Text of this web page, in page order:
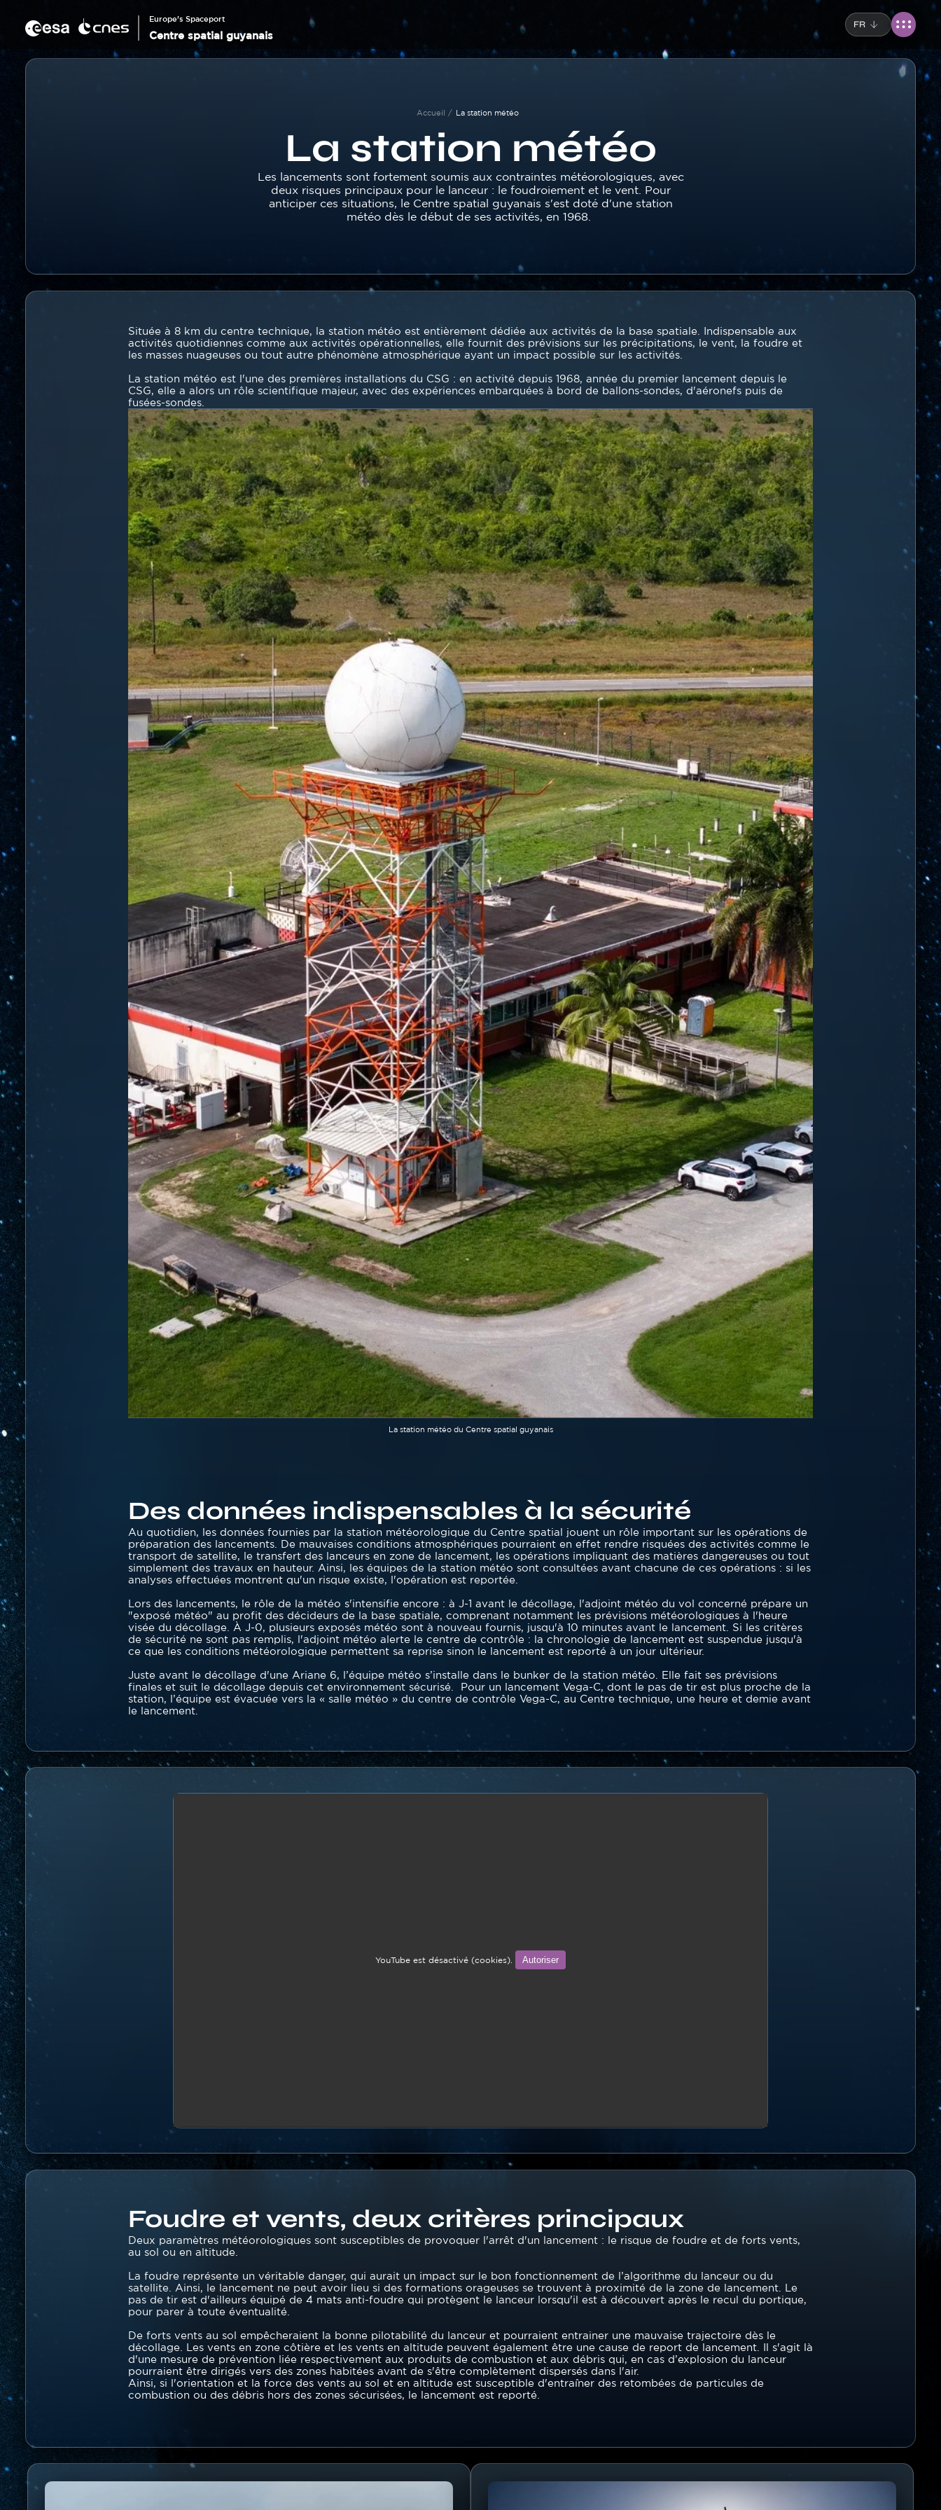
contenu
principal
Europe's Spaceport
Centre spatial guyanais
FR
Corps
Accueil La station météo
La station météo
Texte
Les lancements sont fortement soumis aux contraintes météorologiques, avec
deux risques principaux pour le lanceur : le foudroiement et le vent. Pour
anticiper ces situations, le Centre spatial guyanais s'est doté d'une station
météo dès le début de ses activités, en 1968.
Texte
Située à 8 km du centre technique, la station météo est entièrement dédiée aux activités de la base spatiale. Indispensable aux
activités quotidiennes comme aux activités opérationnelles, elle fournit des prévisions sur les précipitations, le vent, la foudre et
les masses nuageuses ou tout autre phénomène atmosphérique ayant un impact possible sur les activités.
La station météo est l'une des premières installations du CSG : en activité depuis 1968, année du premier lancement depuis le
CSG, elle a alors un rôle scientifique majeur, avec des expériences embarquées à bord de ballons-sondes, d'aéronefs puis de
fusées-sondes.
Légende
La station météo du Centre spatial guyanais
Des données indispensables à la sécurité
Texte
Au quotidien, les données fournies par la station météorologique du Centre spatial jouent un rôle important sur les opérations de
préparation des lancements. De mauvaises conditions atmosphériques pourraient en effet rendre risquées des activités comme le
transport de satellite, le transfert des lanceurs en zone de lancement, les opérations impliquant des matières dangereuses ou tout
simplement des travaux en hauteur. Ainsi, les équipes de la station météo sont consultées avant chacune de ces opérations : si les
analyses effectuées montrent qu'un risque existe, l'opération est reportée.
Lors des lancements, le rôle de la météo s'intensifie encore : à J-1 avant le décollage, l'adjoint météo du vol concerné prépare un
"exposé météo" au profit des décideurs de la base spatiale, comprenant notamment les prévisions météorologiques à l'heure
visée du décollage. À J-0, plusieurs exposés météo sont à nouveau fournis, jusqu'à 10 minutes avant le lancement. Si les critères
de sécurité ne sont pas remplis, l'adjoint météo alerte le centre de contrôle : la chronologie de lancement est suspendue jusqu'à
ce que les conditions météorologique permettent sa reprise sinon le lancement est reporté à un jour ultérieur.
Juste avant le décollage d'une Ariane 6, l’équipe météo s’installe dans le bunker de la station météo. Elle fait ses prévisions
finales et suit le décollage depuis cet environnement sécurisé. Pour un lancement Vega-C, dont le pas de tir est plus proche de la
station, l’équipe est évacuée vers la « salle météo » du centre de contrôle Vega-C, au Centre technique, une heure et demie avant
le lancement.
en
ligne
(youtube...)
Video
YouTube est désactivé (cookies). Autoriser
Foudre et vents, deux critères principaux
Texte
Deux paramètres météorologiques sont susceptibles de provoquer l'arrêt d'un lancement : le risque de foudre et de forts vents,
au sol ou en altitude.
La foudre représente un véritable danger, qui aurait un impact sur le bon fonctionnement de l’algorithme du lanceur ou du
satellite. Ainsi, le lancement ne peut avoir lieu si des formations orageuses se trouvent à proximité de la zone de lancement. Le
pas de tir est d'ailleurs équipé de 4 mats anti-foudre qui protègent le lanceur lorsqu'il est à découvert après le recul du portique,
pour parer à toute éventualité.
De forts vents au sol empêcheraient la bonne pilotabilité du lanceur et pourraient entrainer une mauvaise trajectoire dès le
décollage. Les vents en zone côtière et les vents en altitude peuvent également être une cause de report de lancement. Il s'agit là
d'une mesure de prévention liée respectivement aux produits de combustion et aux débris qui, en cas d’explosion du lanceur
pourraient être dirigés vers des zones habitées avant de s'être complètement dispersés dans l'air.
Ainsi, si l'orientation et la force des vents au sol et en altitude est susceptible d'entraîner des retombées de particules de
combustion ou des débris hors des zones sécurisées, le lancement est reporté.
Image
Image Image
Image